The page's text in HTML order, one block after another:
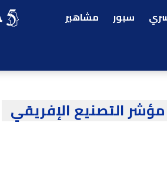
سبور مشاهير
مؤشر التصنيع الإفريقي